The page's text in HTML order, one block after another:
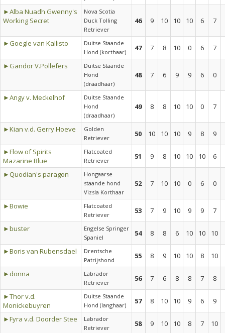
►Alba Nuadh Gwenny's
Working Secret
Nova Scotia
Duck Tolling
Retriever
46 9 10 10 10 6 7
►Goegle van Kallisto
Duitse Staande
Hond (korthaar)
47 7 8 10 0 6
7
►Gandor V.Pollefers
Duitse Staande
Hond
(draadhaar)
48 7 6 9 9 6 0
►Angy v. Meckelhof
Duitse Staande
Hond
(draadhaar)
49 8 8 10 10 0 7
►Kian v.d. Gerry Hoeve
Golden
Retriever
50 10 10 10 9 8
9
►Flow of Spirits
Mazarine Blue
Flatcoated
Retriever
51 9 8 10 10 10
6
►Quodian's paragon
Hongaarse
staande hond
Vizsla Korthaar
52 7 10 10 0 6 0
►Bowie
Flatcoated
Retriever
53 7 9 10 9 9
7
►buster
Engelse Springer
Spaniel
54 8 8 6 10 10
10
►Boris van Rubensdael
Drentsche
Patrijshond
55 8 9 10 10 8
10
►donna
Labrador
Retriever
56 7 6 8 8 7
8
►Thor v.d.
Monickebuyren
Duitse Staande
Hond (langhaar)
57 8 10 10 9 6
9
►Fyra v.d. Doorder Stee
Labrador
Retriever
58 9 10 10 8 7
10